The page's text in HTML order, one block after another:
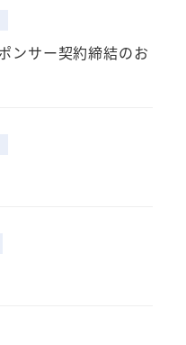
ンサー契約締結のお